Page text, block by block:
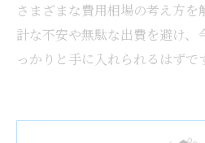
さまざまな費用相場の考え方
計な不安や無駄な出費を避け、
っかりと手に入れられるはずで